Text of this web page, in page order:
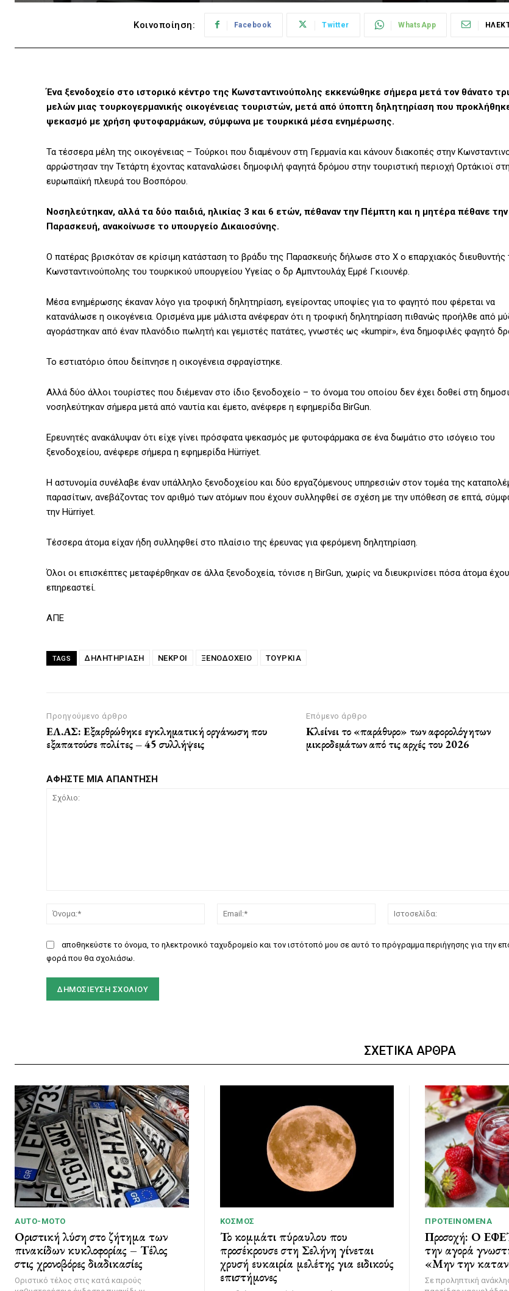
Κοινοποίηση: Facebook Twitter WhatsApp
Ένα ξενοδοχείο στο ιστορικό κέντρο της Κωνσταντινούπολης εκκενώθηκε σήμερα μετά τον θάνατο
μελών μιας τουρκογερμανικής οικογένειας τουριστών, μετά από ύποπτη δηλητηρίαση που
ψεκασμό με χρήση φυτοφαρμάκων, σύμφωνα με τουρκικά μέσα ενημέρωσης.
Τα τέσσερα μέλη της οικογένειας – Τούρκοι που διαμένουν στη Γερμανία και κάνουν διακοπές στην
αρρώστησαν την Τετάρτη έχοντας καταναλώσει δημοφιλή φαγητά δρόμου στην τουριστική περιοχή Ορτάκιοϊ
ευρωπαϊκή πλευρά του Βοσπόρου.
Νοσηλεύτηκαν, αλλά τα δύο παιδιά, ηλικίας 3 και 6 ετών, πέθαναν την Πέμπτη και η μητέρα πέθανε την
Παρασκευή, ανακοίνωσε το υπουργείο Δικαιοσύνης.
Ο πατέρας βρισκόταν σε κρίσιμη κατάσταση το βράδυ της Παρασκευής δήλωσε στο X ο επαρχιακός διευθυντής
Κωνσταντινούπολης του τουρκικού υπουργείου Υγείας ο δρ Αμπντουλάχ Εμρέ Γκιουνέρ.
Μέσα ενημέρωσης έκαναν λόγο για τροφική δηλητηρίαση, εγείροντας υποψίες για το φαγητό που φέρεται να
κατανάλωσε η οικογένεια. Ορισμένα μμε μάλιστα ανέφεραν ότι η τροφική δηλητηρίαση πιθανώς προήλθε από
αγοράστηκαν από έναν πλανόδιο πωλητή και γεμιστές πατάτες, γνωστές ως «kumpir», ένα δημοφιλές φαγητό
Το εστιατόριο όπου δείπνησε η οικογένεια σφραγίστηκε.
Αλλά δύο άλλοι τουρίστες που διέμεναν στο ίδιο ξενοδοχείο – το όνομα του οποίου δεν έχει δοθεί στη
νοσηλεύτηκαν σήμερα μετά από ναυτία και έμετο, ανέφερε η εφημερίδα BirGun.
Ερευνητές ανακάλυψαν ότι είχε γίνει πρόσφατα ψεκασμός με φυτοφάρμακα σε ένα δωμάτιο στο ισόγειο του
ξενοδοχείου, ανέφερε σήμερα η εφημερίδα Hürriyet.
Η αστυνομία συνέλαβε έναν υπάλληλο ξενοδοχείου και δύο εργαζόμενους υπηρεσιών στον τομέα της
παρασίτων, ανεβάζοντας τον αριθμό των ατόμων που έχουν συλληφθεί σε σχέση με την υπόθεση σε επτά,
την Hürriyet.
Τέσσερα άτομα είχαν ήδη συλληφθεί στο πλαίσιο της έρευνας για φερόμενη δηλητηρίαση.
Όλοι οι επισκέπτες μεταφέρθηκαν σε άλλα ξενοδοχεία, τόνισε η BirGun, χωρίς να διευκρινίσει πόσα άτομα
επηρεαστεί.
ΑΠΕ
TAGS ΔΗΛΗΤΗΡΊΑΣΗ ΝΕΚΡΟΙ ΞΕΝΟΔΟΧΕΙΟ ΤΟΥΡΚΙΑ
Προηγούμενο άρθρο
ΕΛ.ΑΣ: Εξαρθρώθηκε εγκληματική οργάνωση που
εξαπατούσε πολίτες – 45 συλλήψεις
Επόμενο άρθρο
Κλείνει το «παράθυρο» των αφορολόγητων
μικροδεμάτων από τις αρχές του 2026
ΑΦΗΣΤΕ ΜΙΑ ΑΠΑΝΤΗΣΗ
Όνομα:*
Email:*
αποθηκεύστε το όνομα, το ηλεκτρονικό ταχυδρομείο και τον ιστότοπό μου σε αυτό το πρόγραμμα περιήγησης για την
φορά που θα σχολιάσω.
ΣΧΕΤΙΚΑ ΑΡΘΡΑ
AUTO-MOTO
Οριστική λύση στο ζήτημα των
πινακίδων κυκλοφορίας – Τέλος
στις χρονοβόρες διαδικασίες
Οριστικό τέλος στις κατά καιρούς
ΚΌΣΜΟΣ
Το κομμάτι πύραυλου που
προσέκρουσε στη Σελήνη γίνεται
χρυσή ευκαιρία μελέτης για ειδικούς
επιστήμονες
ΠΡΟΤΕΙΝΌΜΕΝΑ
Προσοχή: Ο
την αγορά
«Μην την
Σε προληπτική